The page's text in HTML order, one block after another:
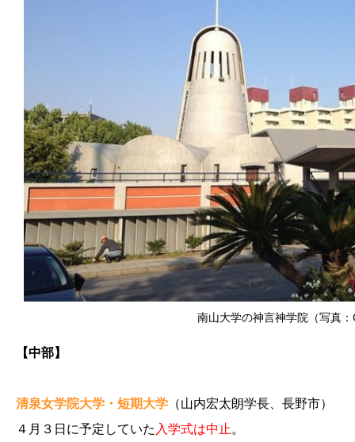
南山大学の神言神学院（写真
【中部】
清泉女学院大学・短期大学 （山内宏太朗学長、長野市）
４月３日に予定していた 入学式は中止 。